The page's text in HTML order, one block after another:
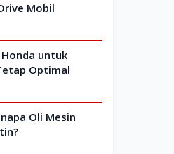
Mobil
untuk
Optimal
Oli Mesin